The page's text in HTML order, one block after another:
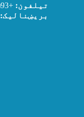
تیلفون: +93(0) 202520411
بریښنالیک:mrrdafghanistan@gmail.com